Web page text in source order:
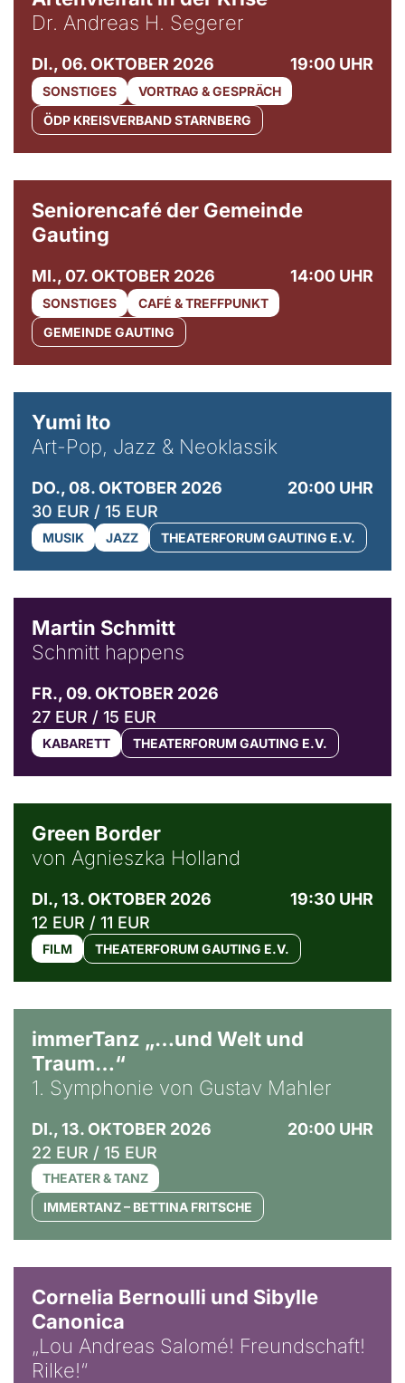
Dr. Andreas H. Segerer
DI., 06. OKTOBER 2026 19:00 UHR
SONSTIGES
VORTRAG & GESPRÄCH
ÖDP KREISVERBAND STARNBERG
Seniorencafé der Gemeinde
Gauting
MI., 07. OKTOBER 2026 14:00 UHR
SONSTIGES
CAFÉ & TREFFPUNKT
GEMEINDE GAUTING
Yumi Ito
Art-Pop, Jazz & Neoklassik
DO., 08. OKTOBER 2026
20:00 UHR
30 EUR / 15 EUR
MUSIK JAZZ THEATERFORUM GAUTING E.V.
Martin Schmitt
Schmitt happens
FR., 09. OKTOBER 2026
27 EUR / 15 EUR
KABARETT THEATERFORUM GAUTING E.V.
Green Border
von Agnieszka Holland
DI., 13. OKTOBER 2026
19:30 UHR
12 EUR / 11 EUR
FILM THEATERFORUM GAUTING E.V.
immerTanz „…und Welt und
Traum…“
1. Symphonie von Gustav Mahler
DI., 13. OKTOBER 2026
20:00 UHR
22 EUR / 15 EUR
THEATER & TANZ
IMMERTANZ – BETTINA FRITSCHE
Cornelia Bernoulli und Sibylle
Canonica
„Lou Andreas Salomé! Freundschaft!
Rilke!“